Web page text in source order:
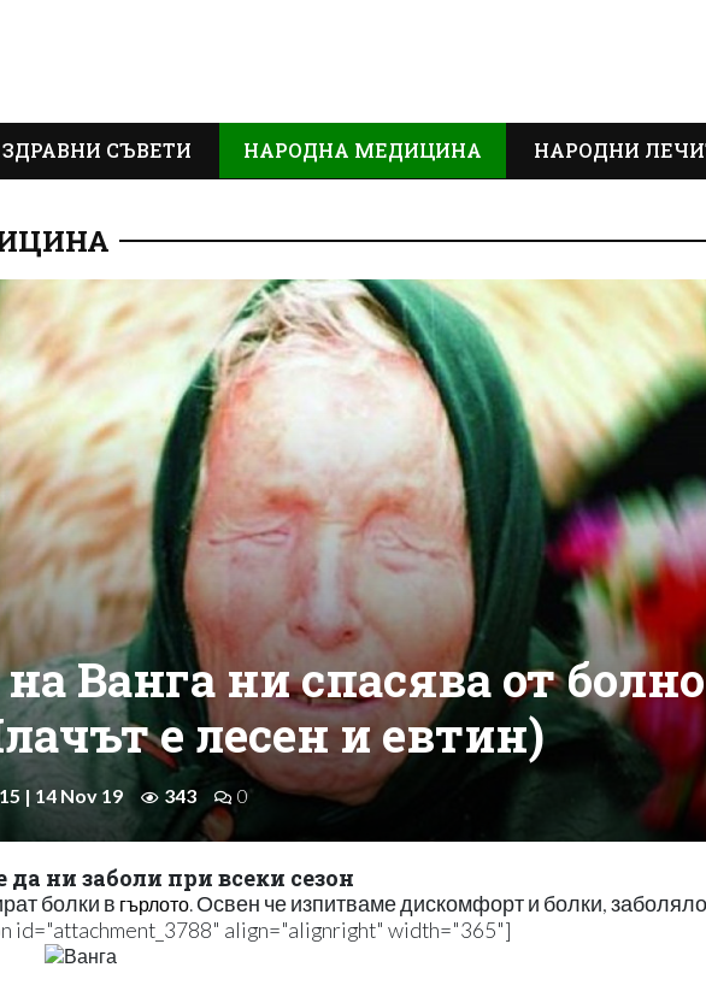
ЗДРАВНИ СЪВЕТИ НАРОДНА МЕДИЦИНА НАРОДНИ
Ванга ни спасява от болно
е лесен и евтин)
| 14 Nov 19 343 0
ни заболи при всеки сезон
болки в гърлото. Освен че изпитваме дискомфорт и болки,
id="attachment_3788" align="alignright" width="365"]